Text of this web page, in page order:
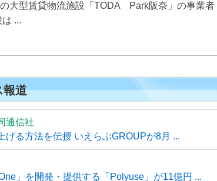
大型賃貸物流施設「TODA Park阪奈」の事業者
...
報道
通信社
げる方法を伝授 いえらぶGROUPが8月 ...
」を開発・提供する「Polyuse」が11億円 ...